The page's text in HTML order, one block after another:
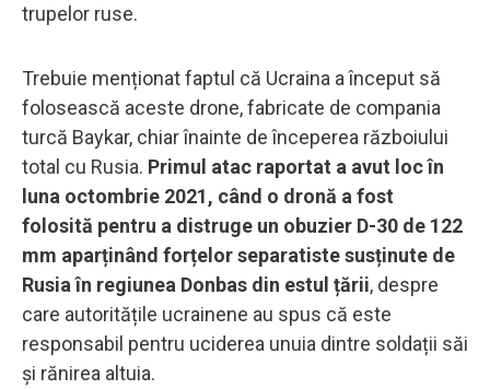
trupelor ruse.
Trebuie menționat faptul că Ucraina a început să
folosească aceste drone, fabricate de compania
turcă Baykar, chiar înainte de începerea războiului
total cu Rusia. Primul atac raportat a avut loc în
luna octombrie 2021, când o dronă a fost
folosită pentru a distruge un obuzier D-30 de 122
mm aparținând forțelor separatiste susținute de
Rusia în regiunea Donbas din estul țării, despre
care autoritățile ucrainene au spus că este
responsabil pentru uciderea unuia dintre soldații săi
și rănirea altuia.